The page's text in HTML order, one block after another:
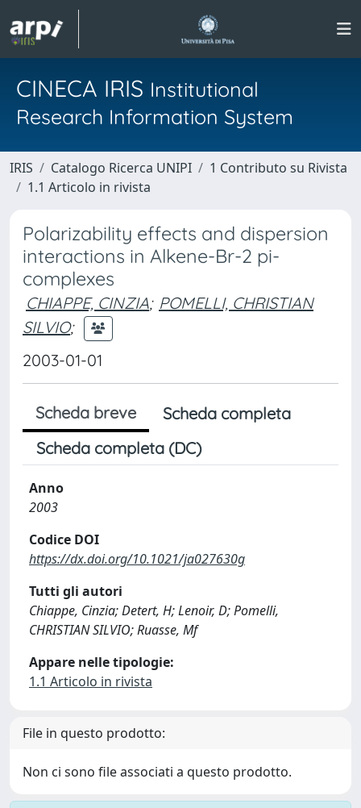
CINECA IRIS Institutional
Research Information System
IRIS Catalogo Ricerca UNIPI
1 Contributo su Rivista
1.1 Articolo in rivista
Polarizability effects and dispersion
interactions in Alkene-Br-2 pi-
complexes
CHIAPPE, CINZIA; POMELLI, CHRISTIAN
SILVIO;
2003-01-01
Scheda breve
Scheda completa
Scheda completa (DC)
Anno
2003
Codice DOI
https://dx.doi.org/10.1021/ja027630g
Tutti gli autori
Chiappe, Cinzia; Detert, H; Lenoir, D; Pomelli,
CHRISTIAN SILVIO; Ruasse, Mf
Appare nelle tipologie:
1.1 Articolo in rivista
File in questo prodotto:
Non ci sono file associati a questo prodotto.